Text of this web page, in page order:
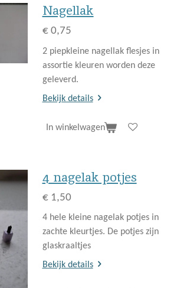
Nagellak
€ 0,75
2 piepkleine nagellak flesjes in
assortie kleuren worden deze
geleverd.
Bekijk details
In winkelwagen
4 nagelak potjes
€ 1,50
4 hele kleine nagelak potjes in
zachte kleurtjes. De potjes zijn
glaskraaltjes
Bekijk details